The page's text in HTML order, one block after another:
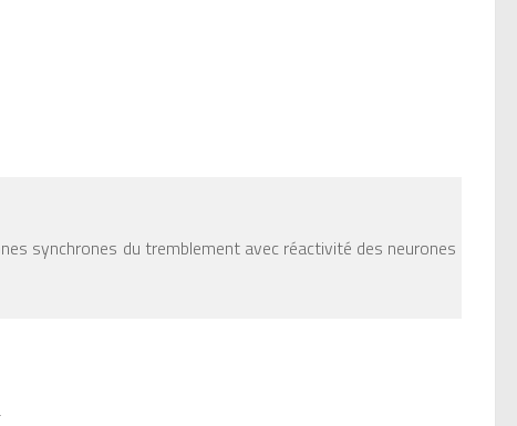
synchrones du tremblement avec réactivité des neurones